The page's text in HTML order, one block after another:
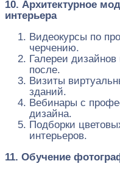
10. Архитектурное
интерьера
Видеокурсы по
черчению.
Галереи
после.
Визиты
зданий.
Вебинары с
дизайна.
Подборки
интерьеров.
11. Обучение